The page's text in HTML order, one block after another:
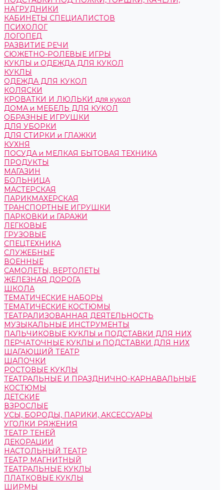
НАГРУДНИКИ
КАБИНЕТЫ СПЕЦИАЛИСТОВ
ПСИХОЛОГ
ЛОГОПЕД
РАЗВИТИЕ РЕЧИ
СЮЖЕТНО-РОЛЕВЫЕ ИГРЫ
КУКЛЫ и ОДЕЖДА ДЛЯ КУКОЛ
КУКЛЫ
ОДЕЖДА ДЛЯ КУКОЛ
КОЛЯСКИ
КРОВАТКИ И ЛЮЛЬКИ для кукол
ДОМА и МЕБЕЛЬ ДЛЯ КУКОЛ
ОБРАЗНЫЕ ИГРУШКИ
ДЛЯ УБОРКИ
ДЛЯ СТИРКИ и ГЛАЖКИ
КУХНЯ
ПОСУДА и МЕЛКАЯ БЫТОВАЯ ТЕХНИКА
ПРОДУКТЫ
МАГАЗИН
БОЛЬНИЦА
МАСТЕРСКАЯ
ПАРИКМАХЕРСКАЯ
ТРАНСПОРТНЫЕ ИГРУШКИ
ПАРКОВКИ и ГАРАЖИ
ЛЕГКОВЫЕ
ГРУЗОВЫЕ
СПЕЦТЕХНИКА
СЛУЖЕБНЫЕ
ВОЕННЫЕ
САМОЛЕТЫ, ВЕРТОЛЕТЫ
ЖЕЛЕЗНАЯ ДОРОГА
ШКОЛА
ТЕМАТИЧЕСКИЕ НАБОРЫ
ТЕМАТИЧЕСКИЕ КОСТЮМЫ
ТЕАТРАЛИЗОВАННАЯ ДЕЯТЕЛЬНОСТЬ
МУЗЫКАЛЬНЫЕ ИНСТРУМЕНТЫ
ПАЛЬЧИКОВЫЕ КУКЛЫ и ПОДСТАВКИ ДЛЯ НИХ
ПЕРЧАТОЧНЫЕ КУКЛЫ и ПОДСТАВКИ ДЛЯ НИХ
ШАГАЮЩИЙ ТЕАТР
ШАПОЧКИ
РОСТОВЫЕ КУКЛЫ
ТЕАТРАЛЬНЫЕ И ПРАЗДНИЧНО-КАРНАВАЛЬНЫЕ
КОСТЮМЫ
ДЕТСКИЕ
ВЗРОСЛЫЕ
УСЫ, БОРОДЫ, ПАРИКИ, АКСЕССУАРЫ
УГОЛКИ РЯЖЕНИЯ
ТЕАТР ТЕНЕЙ
ДЕКОРАЦИИ
НАСТОЛЬНЫЙ ТЕАТР
ТЕАТР МАГНИТНЫЙ
ТЕАТРАЛЬНЫЕ КУКЛЫ
ПЛАТКОВЫЕ КУКЛЫ
ШИРМЫ